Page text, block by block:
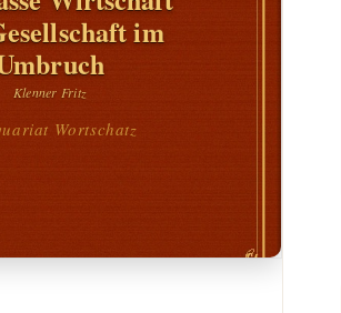
im
Klenner Fritz
Wortschatz